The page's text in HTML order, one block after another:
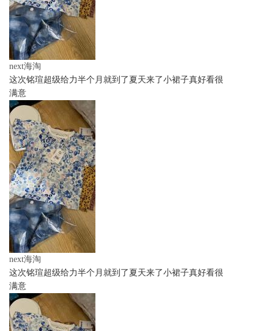
next海淘
这次铭瑄超级给力半个月就到了夏天来了小裙子真好看很
满意
next海淘
这次铭瑄超级给力半个月就到了夏天来了小裙子真好看很
满意